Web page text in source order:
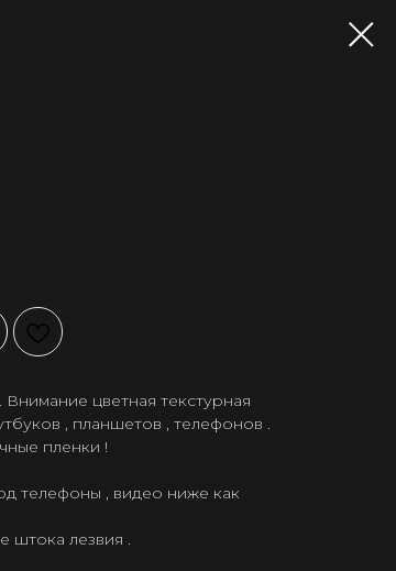
цветная текстурная
, планшетов , телефонов .
пленки !
телефоны , видео ниже как
штока лезвия .